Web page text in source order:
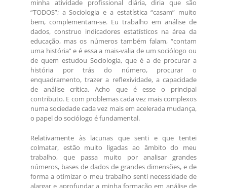
minha atividade profissional diária, diria que são
“TODOS”; a Sociologia e a estatística “casam” muito
bem, complementam-se. Eu trabalho em análise de
dados, construo indicadores estatísticos na área da
educação, mas os números também falam, “contam
uma história” e é essa a mais-valia de um sociólogo ou
de quem estudou Sociologia, que é a de procurar a
história por trás do número, procurar o
enquadramento, trazer a reflexividade, a capacidade
de análise crítica. Acho que é esse o principal
contributo. E com problemas cada vez mais complexos
numa sociedade cada vez mais em acelerada mudança,
o papel do sociólogo é fundamental.
Relativamente às lacunas que senti e que tentei
colmatar, estão muito ligadas ao âmbito do meu
trabalho, que passa muito por analisar grandes
números, bases de dados de grandes dimensões, e de
forma a otimizar o meu trabalho senti necessidade de
alargar e aprofundar a minha formação em análise de